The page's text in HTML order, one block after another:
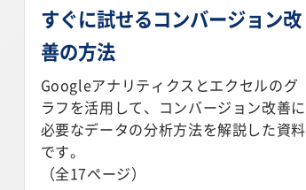
すぐに試せるコンバージョン改
善の方法
Googleアナリティクスとエクセルのグ
ラフを活用して、コンバージョン改善に
必要なデータの分析方法を解説した資料
です。
（全17ページ）